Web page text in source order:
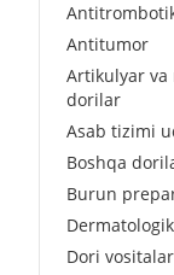
Antitumor
Artikulyar va
dorilar
Asab tizimi
Boshqa
Burun
Dermatologik
Dori